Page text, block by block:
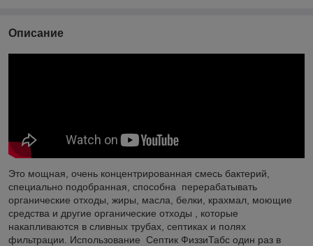
Описание
Это мощная, очень концентрированная смесь бактерий,
специально подобранная, способна перерабатывать
органические отходы, жиры, масла, белки, крахмал, моющие
средства и другие органические отходы , которые
накапливаются в сливных трубах, септиках и полях
фильтрации. Использование Септик ФиззиТабс один раз в